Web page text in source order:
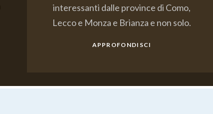
interessanti dalle province di Como,
Lecco e Monza e Brianza e non solo.
APPROFONDISCI